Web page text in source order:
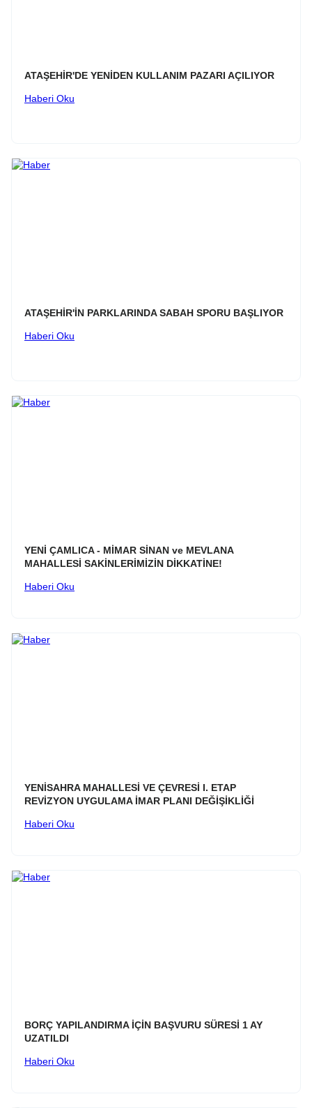
ATAŞEHİR'DE YENİDEN KULLANIM PAZARI AÇILIYOR
Haberi Oku
ATAŞEHİR'İN PARKLARINDA SABAH SPORU BAŞLIYOR
Haberi Oku
YENİ ÇAMLICA - MİMAR SİNAN ve MEVLANA
MAHALLESİ SAKİNLERİMİZİN DİKKATİNE!
Haberi Oku
YENİSAHRA MAHALLESİ VE ÇEVRESİ I. ETAP
REVİZYON UYGULAMA İMAR PLANI DEĞİŞİKLİĞİ
Haberi Oku
BORÇ YAPILANDIRMA İÇİN BAŞVURU SÜRESİ 1 AY
UZATILDI
Haberi Oku